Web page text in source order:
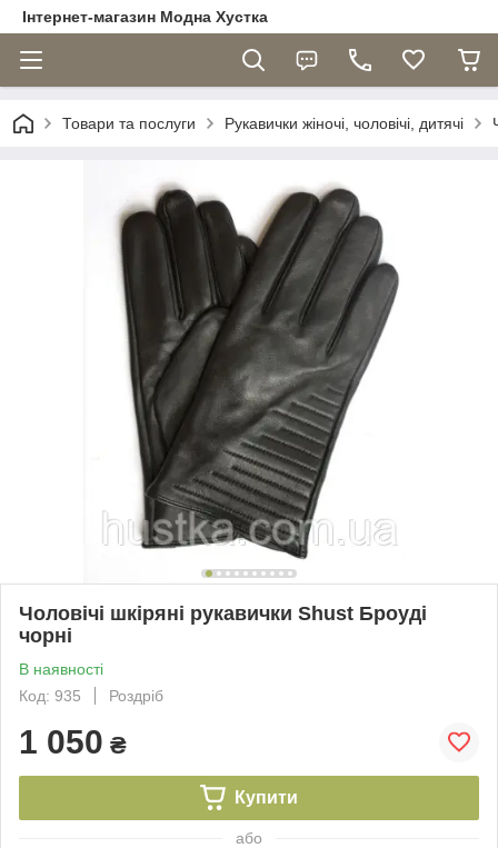
Інтернет-магазин Модна Хустка
Товари та послуги Рукавички жіночі, чоловічі, дитячі
Чоловічі шкіряні рукавички Shust Броуді
чорні
В наявності
Код: 935
Роздріб
1 050 ₴
Купити
або